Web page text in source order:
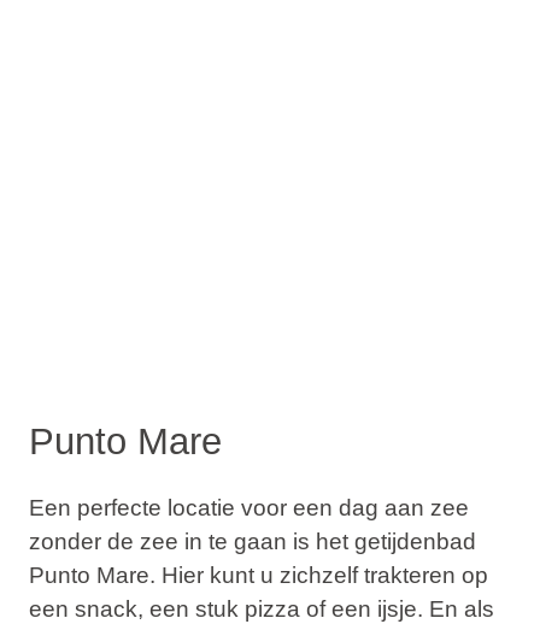
Punto Mare
Een perfecte locatie voor een dag aan zee
zonder de zee in te gaan is het getijdenbad
Punto Mare. Hier kunt u zichzelf trakteren op
een snack, een stuk pizza of een ijsje. En als